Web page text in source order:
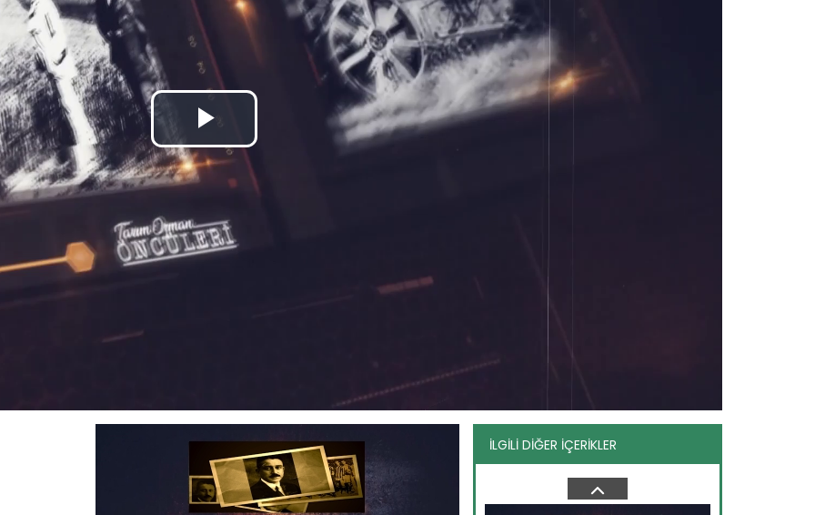
İLGİLİ DİĞER İÇERİKLER
Tarım Orman Öncüleri 21.Bölüm...
Devamını Oku ->
Tarım Orman Öncüleri 19.Bölüm...